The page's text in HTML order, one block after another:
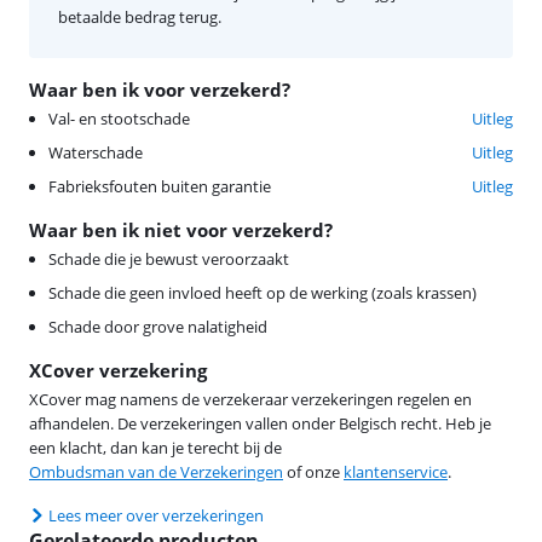
Waar ben ik voor verzekerd?
Val- en stootschade
Uitleg
Waterschade
Uitleg
Fabrieksfouten buiten garantie
Uitleg
Waar ben ik niet voor verzekerd?
Schade die je bewust veroorzaakt
Schade die geen invloed heeft op de werking (zoals krassen)
Schade door grove nalatigheid
XCover verzekering
XCover mag namens de verzekeraar verzekeringen regelen en
afhandelen. De verzekeringen vallen onder Belgisch recht. Heb je
een klacht, dan kan je terecht bij de
Ombudsman van de Verzekeringen of onze klantenservice.
Lees meer over verzekeringen
betaalde bedrag terug.